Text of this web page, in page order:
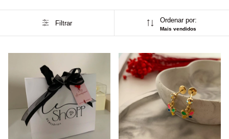
Filtrar Ordenar por:
Mais vendidos